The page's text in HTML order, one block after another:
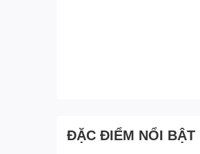
ĐẶC ĐIỂM NỔI BẬT